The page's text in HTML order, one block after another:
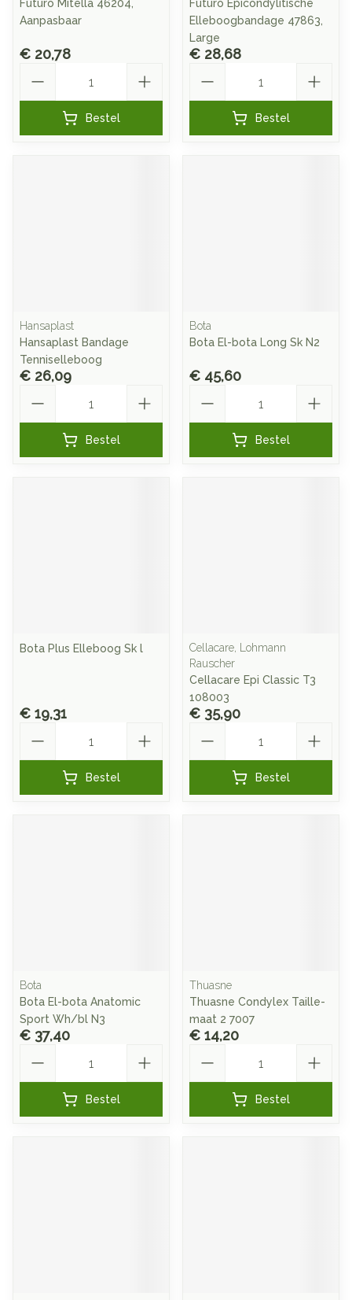
Futuro Mitella 46204,
Aanpasbaar
€ 20,78
Bestel
Futuro Epicondylitische
Elleboogbandage 47863,
Large
€ 28,68
Bestel
Hansaplast
Hansaplast Bandage
Tenniselleboog
€ 26,09
Bestel
Bota
Bota El-bota Long Sk N2
€ 45,60
Bestel
Bota Plus Elleboog Sk l
€ 19,31
Bestel
Cellacare, Lohmann
Rauscher
Cellacare Epi Classic T3
108003
€ 35,90
Bestel
Bota
Bota El-bota Anatomic
Sport Wh/bl N3
€ 37,40
Bestel
Thuasne
Thuasne Condylex Taille-
maat 2 7007
€ 14,20
Bestel